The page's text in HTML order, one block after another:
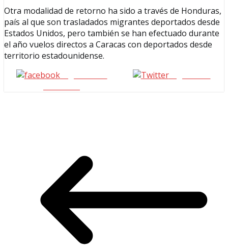
Otra modalidad de retorno ha sido a través de Honduras,
país al que son trasladados migrantes deportados desde
Estados Unidos, pero también se han efectuado durante
el año vuelos directos a Caracas con deportados desde
territorio estadounidense.
Seguinos en
seguinos X